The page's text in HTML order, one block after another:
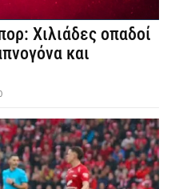
Χιλιάδες οπαδοί
και